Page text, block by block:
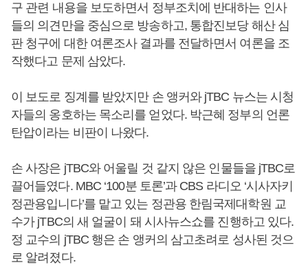
구 관련 내용을 보도하면서 정부조치에 반대하는 인사
들의 의견만을 중심으로 방송하고, 통합진보당 해산 심
판 청구에 대한 여론조사 결과를 전달하면서 여론을 조
작했다고 문제 삼았다.
이 보도로 징계를 받았지만 손 앵커와 jTBC 뉴스는 시청
자들의 옹호하는 목소리를 얻었다. 박근혜 정부의 언론
탄압이라는 비판이 나왔다.
손 사장은 jTBC와 어울릴 것 같지 않은 인물들을 jTBC로
끌어들였다. MBC ‘100분 토론’과 CBS 라디오 ‘시사자키
정관용입니다’를 맡고 있는 정관용 한림국제대학원 교
수가 jTBC의 새 얼굴이 돼 시사뉴스쇼를 진행하고 있다.
정 교수의 jTBC 행은 손 앵커의 삼고초려로 성사된 것으
로 알려졌다.